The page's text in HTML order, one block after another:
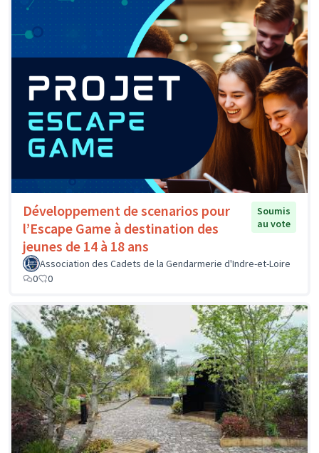
Développement de scenarios pour
l’Escape Game à destination des
jeunes de 14 à 18 ans
Soumis
au vote
Association des Cadets de la Gendarmerie d'Indre-et-Loire
0
0